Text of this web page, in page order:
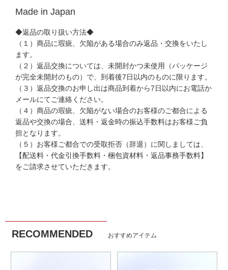
Made in Japan
◆返品の取り扱い方法◆
（１）商品に瑕疵、欠陥がある場合のみ返品・交換をいたし
ます。
（２）返品交換については、未開封かつ未使用（パッケージ
が完全未開封のもの）で、到着後7日以内のものに限ります。
（３）返品交換のお申し出は商品到着から7日以内にお電話か
メールにてご連絡ください。
（４）商品の瑕疵、欠陥がない場合のお客様のご都合による
返品や交換の場合、送料・返金時の振込手数料はお客様ご負
担となります。
（５）お客様ご都合での受取拒否（辞退）に関しましては、
【配送料・代金引換手数料・梱包資材料・返品事務手数料】
をご請求させていただきます。
RECOMMENDED おすすめアイテム